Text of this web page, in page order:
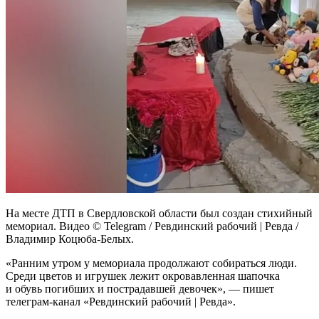
На месте ДТП в Свердловской области был создан стихийный
мемориал. Видео © Telegram / Ревдинский рабочий | Ревда /
Владимир Коцюба-Белых.
«Ранним утром у мемориала продолжают собираться люди.
Среди цветов и игрушек лежит окровавленная шапочка
и обувь погибших и пострадавшей девочек», — пишет
телеграм-канал «Ревдинский рабочий | Ревда».